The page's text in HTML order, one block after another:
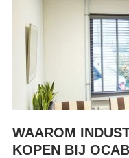
WAAROM
KOPEN BIJ